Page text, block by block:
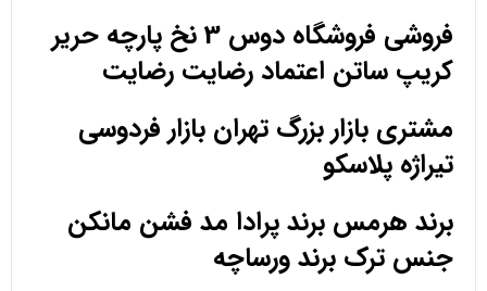
فروشی فروشگاه دوس 3 نخ پارچه حریر
کریپ ساتن اعتماد رضایت رضایت
مشتری بازار بزرگ تهران بازار فردوسی
تیراژه پلاسکو
برند هرمس برند پرادا مد فشن مانکن
جنس ترک برند ورساچه